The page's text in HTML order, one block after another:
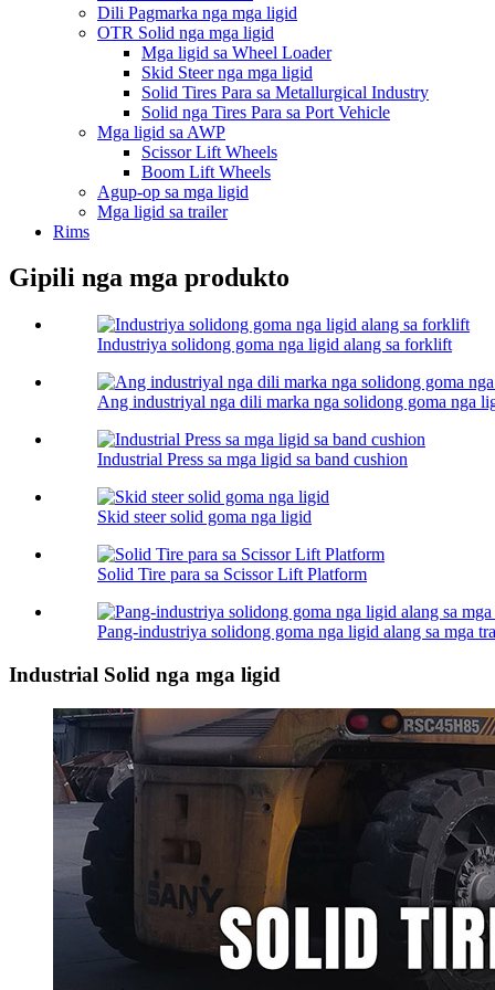
Dili Pagmarka nga mga ligid
OTR Solid nga mga ligid
Mga ligid sa Wheel Loader
Skid Steer nga mga ligid
Solid Tires Para sa Metallurgical Industry
Solid nga Tires Para sa Port Vehicle
Mga ligid sa AWP
Scissor Lift Wheels
Boom Lift Wheels
Agup-op sa mga ligid
Mga ligid sa trailer
Rims
Gipili nga mga produkto
Industriya solidong goma nga ligid alang sa forklift
Ang industriyal nga dili marka nga solidong goma nga
Industrial Press sa mga ligid sa band cushion
Skid steer solid goma nga ligid
Solid Tire para sa Scissor Lift Platform
Pang-industriya solidong goma nga ligid alang sa mga
Industrial Solid nga mga ligid